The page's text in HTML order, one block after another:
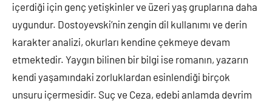
içerdiği için genç yetişkinler ve üzeri yaş gruplarına daha
uygundur. Dostoyevski’nin zengin dil kullanımı ve derin
karakter analizi, okurları kendine çekmeye devam
etmektedir. Yaygın bilinen bir bilgi ise romanın, yazarın
kendi yaşamındaki zorluklardan esinlendiği birçok
unsuru içermesidir. Suç ve Ceza, edebi anlamda devrim